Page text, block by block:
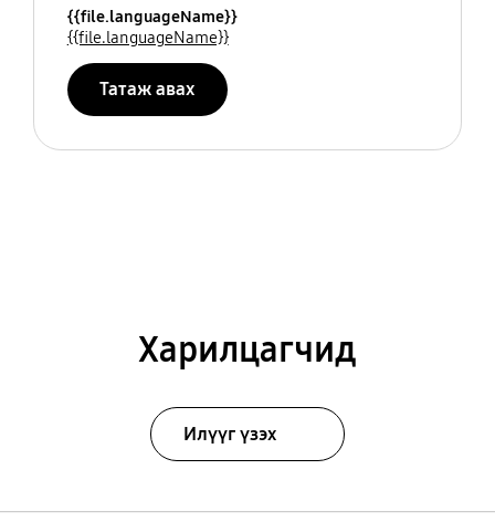
{{file.languageName}}
{{file.languageName}}
Татаж авах
Харилцагчид
Илүүг үзэх